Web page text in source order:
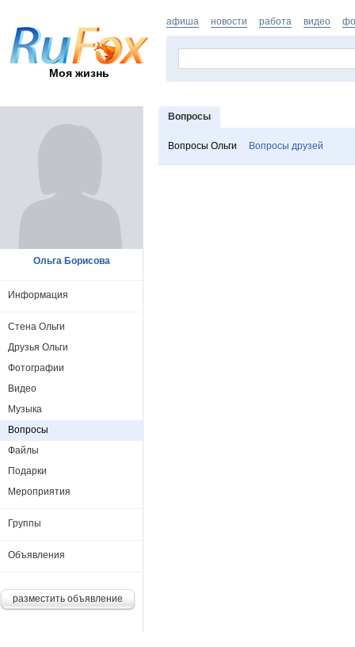
Моя жизнь
афиша новости работа видео
Вопросы
Вопросы Ольги Вопросы друзей
Ольга Борисова
Информация
Стена Ольги
Друзья Ольги
Фотографии
Видео
Музыка
Вопросы
Файлы
Подарки
Мероприятия
Группы
Объявления
разместить объявление